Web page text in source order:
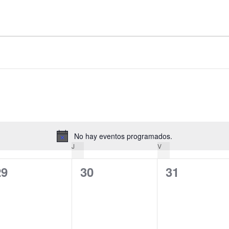
Aviso
No hay eventos programados.
J V
0
30
0
31